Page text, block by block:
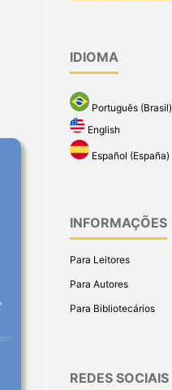
IDIOMA
Português (Brasil)
English
Español (España)
INFORMAÇÕES
Para Leitores
Para Autores
Para Bibliotecários
REDES SOCIAIS